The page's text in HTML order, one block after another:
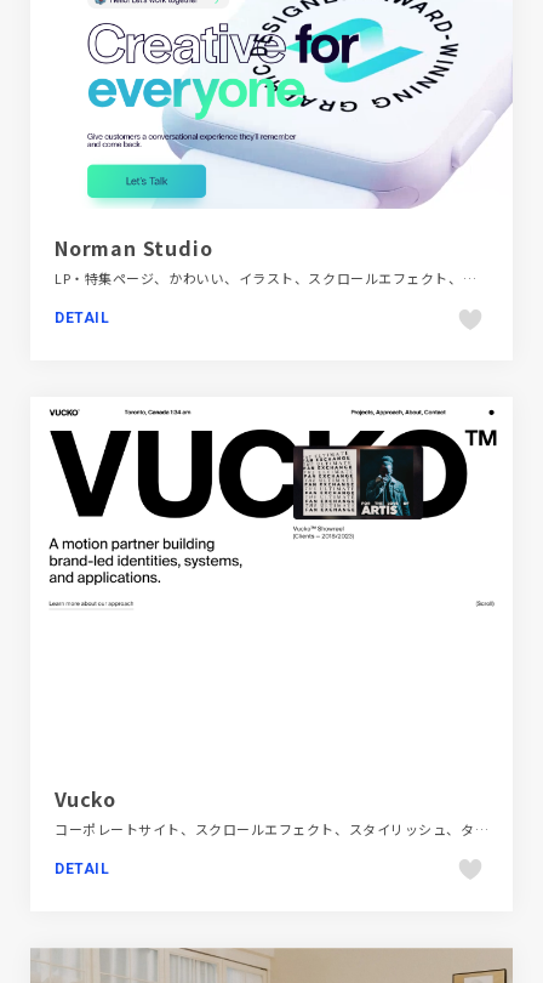
Norman Studio
LP・特集ページ、かわいい、イラスト、スクロールエフェクト、デザイン・アート・音楽・文芸、ホワイト系、ポップ、モーション多め、海外サイト
DETAIL
Vucko
コーポレートサイト、スクロールエフェクト、スタイリッシュ、タイポグラフィー、デザイン・アート・音楽・文芸、モーション多め、単色・モノクロ、海外サイト
DETAIL